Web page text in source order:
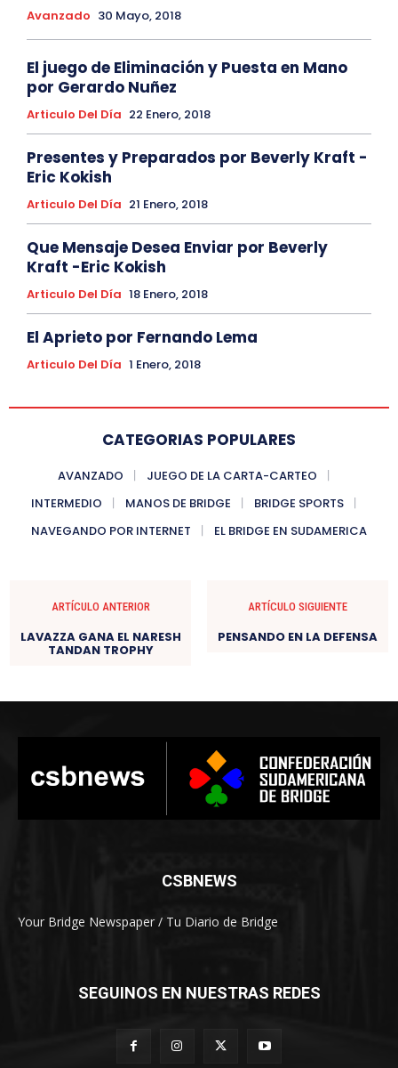
Avanzado 30 Mayo, 2018
El juego de Eliminación y Puesta en Mano
por Gerardo Nuñez
Articulo Del Día 22 Enero, 2018
Presentes y Preparados por Beverly Kraft -
Eric Kokish
Articulo Del Día 21 Enero, 2018
Que Mensaje Desea Enviar por Beverly
Kraft -Eric Kokish
Articulo Del Día 18 Enero, 2018
El Aprieto por Fernando Lema
Articulo Del Día 1 Enero, 2018
CATEGORIAS POPULARES
AVANZADO
JUEGO DE LA CARTA-CARTEO
INTERMEDIO
MANOS DE BRIDGE
BRIDGE SPORTS
NAVEGANDO POR INTERNET
EL BRIDGE EN SUDAMERICA
ARTÍCULO ANTERIOR
LAVAZZA GANA EL NARESH
TANDAN TROPHY
ARTÍCULO SIGUIENTE
PENSANDO EN LA DEFENSA
CSBNEWS
Your Bridge Newspaper / Tu Diario de Bridge
SEGUINOS EN NUESTRAS REDES